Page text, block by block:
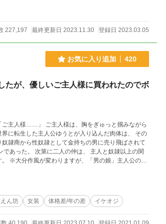
227,197 最終更新日 2023.11.30 登録日 2023.03.05
お気に入り追加 420
たが、優しいご主人様に買われたのでボ
ご主人様……」 ご主人様は、胸をぎゅっと掴みながら
あった。 次第に二人の仲は、 主人と奴隷以上の関
ん坊 女装 体格差/年の差 イケオジ